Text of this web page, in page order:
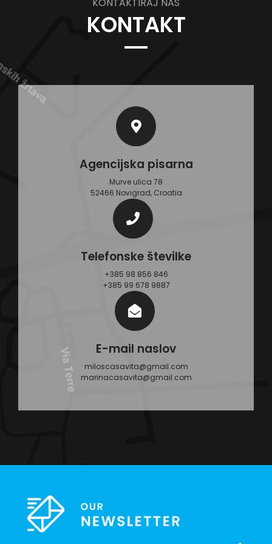
KONTAKT
Agencijska pisarna
Murve ulica 78
52466 Novigrad, Croatia
Telefonske številke
+385 98 856 846
+385 99 678 9887
E-mail naslov
miloscasavita@gmail.com
marinacasavita@gmail.com